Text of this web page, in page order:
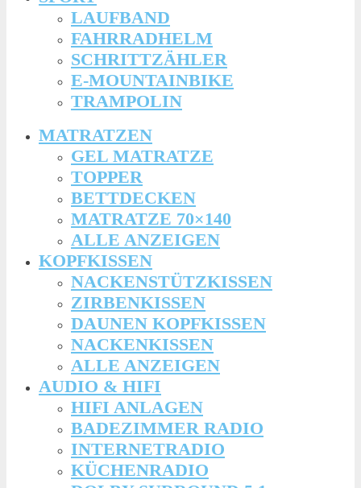
LAUFBAND
FAHRRADHELM
SCHRITTZÄHLER
E-MOUNTAINBIKE
TRAMPOLIN
MATRATZEN
GEL MATRATZE
TOPPER
BETTDECKEN
MATRATZE 70×140
ALLE ANZEIGEN
KOPFKISSEN
NACKENSTÜTZKISSEN
ZIRBENKISSEN
DAUNEN KOPFKISSEN
NACKENKISSEN
ALLE ANZEIGEN
AUDIO & HIFI
HIFI ANLAGEN
BADEZIMMER RADIO
INTERNETRADIO
KÜCHENRADIO